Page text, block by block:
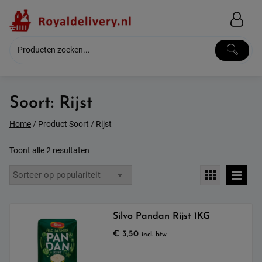
content
Soort: Rijst
Home/ Product Soort / Rijst
Toont alle 2 resultaten
populariteit
Silvo Pandan Rijst 1KG
€ 3,50 incl. btw